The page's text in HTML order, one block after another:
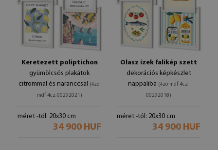
Keretezett poliptichon
gyümölcsös plakátok
citrommal és naranccsal (#zo-
mdf-4cz-00292021)
méret -tól: 20x30 cm
34 900 HUF
Olasz ízek falikép szett
dekorációs képkészlet
nappaliba (#zo-mdf-4cz-
00292018)
méret -tól: 20x30 cm
34 900 HUF